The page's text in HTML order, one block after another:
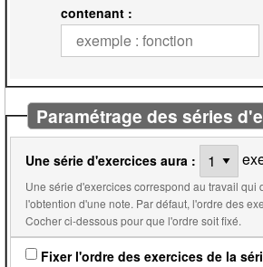
contenant :
Paramétrage des séries
Une série d'exercices aura :
Une série d'exercices correspond au travail qui
l'obtention d'une note. Par défaut, l'ordre des
Cocher ci-dessous pour que l'ordre soit fixé.
Fixer l'ordre des exercices de la